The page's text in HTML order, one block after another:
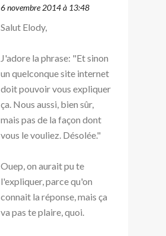
6 novembre 2014 à 13:48
Salut Elody,
J'adore la phrase: "Et sinon
un quelconque site internet
doit pouvoir vous expliquer
ça. Nous aussi, bien sûr,
mais pas de la façon dont
vous le vouliez. Désolée."
Ouep, on aurait pu te
l'expliquer, parce qu'on
connait la réponse, mais ça
va pas te plaire, quoi.